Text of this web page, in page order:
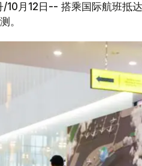
/10月12日-- 搭乘国际航班抵
。